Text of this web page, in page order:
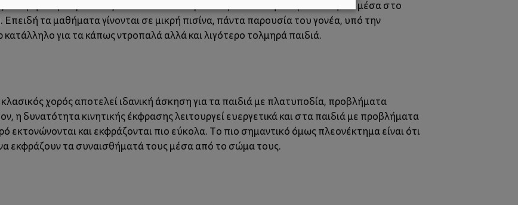
12 μηνών μπορεί να εξοικειωθεί και να κρατά την αναπνοή του με το κεφάλι μέσα στο
τα μαθήματα γίνονται σε μικρή πισίνα, πάντα παρουσία του γονέα, υπό την
για τα κάπως ντροπαλά αλλά και λιγότερο τολμηρά παιδιά.
χορός αποτελεί ιδανική άσκηση για τα παιδιά με πλατυποδία, προβλήματα
δυνατότητα κινητικής έκφρασης λειτουργεί ευεργετικά και στα παιδιά με προβλήματα
και εκφράζονται πιο εύκολα. Το πιο σημαντικό όμως πλεονέκτημα είναι ότι
να εκφράζουν τα συναισθήματά τους μέσα από το σώμα τους.